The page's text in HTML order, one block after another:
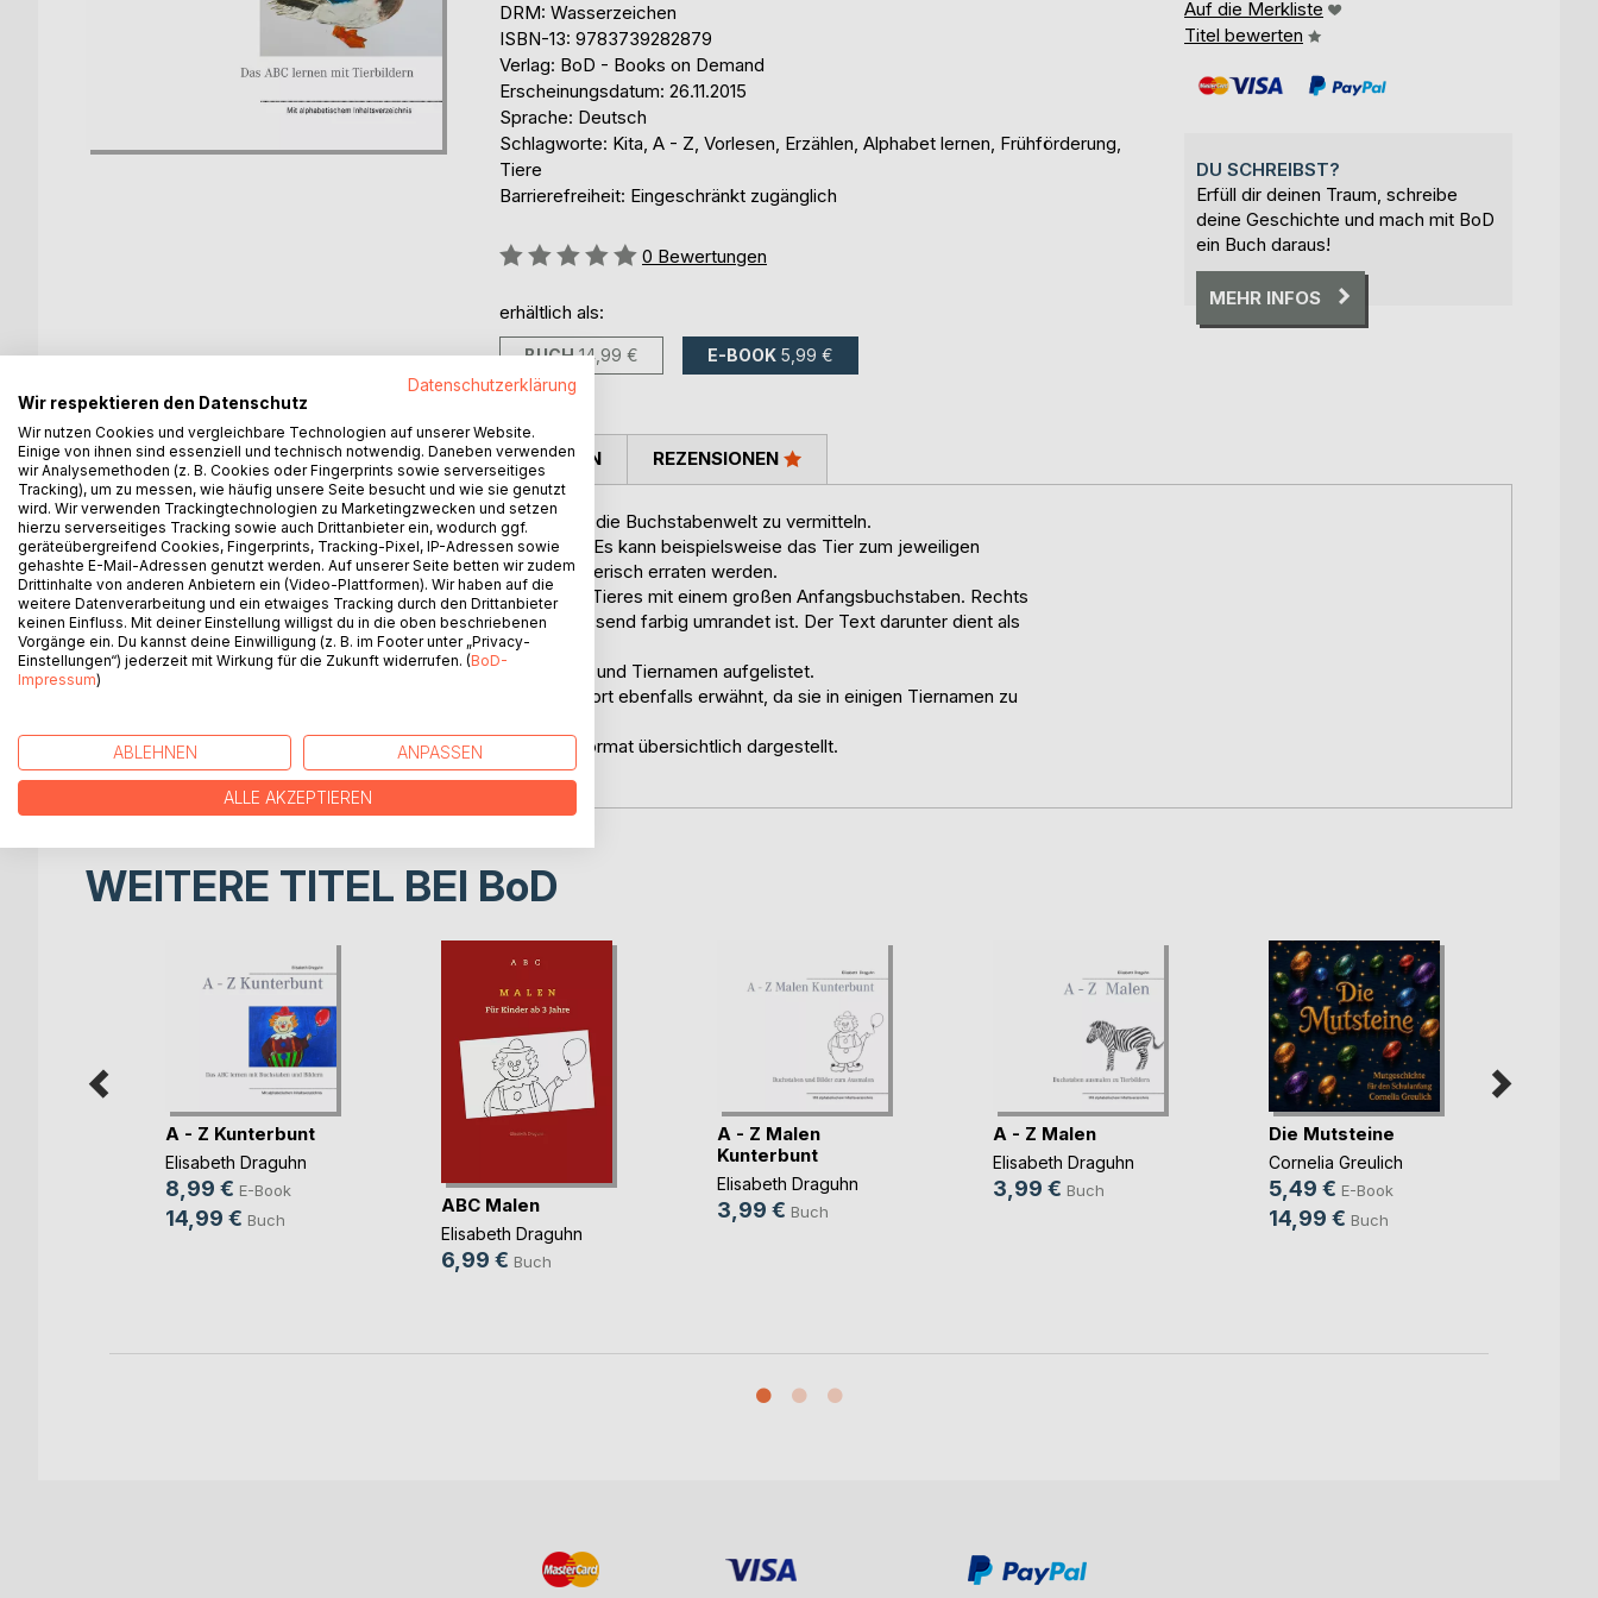
DRM: Wasserzeichen
ISBN-13: 9783739282879
Verlag: BoD - Books on Demand
Erscheinungsdatum: 26.11.2015
Sprache: Deutsch
Schlagworte: Kita, A - Z, Vorlesen, Erzählen, Alphabet lernen, Frühförderung,
Tiere
Barrierefreiheit: Eingeschränkt zugänglich
Bewertung::
0 Bewertungen
erhältlich als:
BUCH 14,99 € E-BOOK 5,99 €
Auf die Merkliste
Titel bewerten
DU SCHREIBST?
Erfüll dir deinen Traum, schreibe
deine Geschichte und mach mit BoD
ein Buch daraus!
MEHR INFOS
BESCHREIBUNG
Dieses Büchlein soll helfen, Kindern ab dem 1. Lebensjahr die Buchstabenwelt zu vermitteln.
Die Spiralbindung ermöglicht ein bequemes Umschlagen. Es kann beispielsweise das Tier zum jeweiligen
Buchstaben oder der Buchstabe zum jeweiligen Tier spielerisch erraten werden.
In alphabetischer Reihenfolge steht links der Name eines Tieres mit einem großen Anfangsbuchstaben. Rechts
findet sich die dazugehörige kolorierte Zeichnung, die passend farbig umrandet ist. Der Text darunter dient als
Anregung zum Vorlesen und Erzählen!
Im Inhaltsverzeichnis sind alle Groß- und Kleinbuchstaben und Tiernamen aufgelistet.
Die Umlaute Ää, Öö, Üü sowie der Buchstabe ß werden dort ebenfalls erwähnt, da sie in einigen Tiernamen zu
Zum Schluss werden alle Tierbilder noch einmal im Kleinformat übersichtlich dargestellt.
So macht lesen lehren und lernen Spaß!
AUTOR/IN PRESSESTIMMEN REZENSIONEN
WEITERE TITEL BEI BoD
A - Z Kunterbunt
Elisabeth Draguhn
8,99 € E-Book
14,99 € Buch
ABC Malen
Elisabeth Draguhn
6,99 € Buch
A - Z Malen
Kunterbunt
Elisabeth Draguhn
3,99 € Buch
A - Z Malen
Elisabeth Draguhn
3,99 € Buch
Die Mutsteine
Cornelia Greulich
5,49 € E-Book
14,99 € Buch
Datenschutzerklärung
Wir respektieren den Datenschutz
Wir nutzen Cookies und vergleichbare Technologien auf unserer Website.
Einige von ihnen sind essenziell und technisch notwendig. Daneben verwenden
wir Analysemethoden (z. B. Cookies oder Fingerprints sowie serverseitiges
Tracking), um zu messen, wie häufig unsere Seite besucht und wie sie genutzt
wird. Wir verwenden Trackingtechnologien zu Marketingzwecken und setzen
hierzu serverseitiges Tracking sowie auch Drittanbieter ein, wodurch ggf.
geräteübergreifend Cookies, Fingerprints, Tracking-Pixel, IP-Adressen sowie
gehashte E-Mail-Adressen genutzt werden. Auf unserer Seite betten wir zudem
Drittinhalte von anderen Anbietern ein (Video-Plattformen). Wir haben auf die
weitere Datenverarbeitung und ein etwaiges Tracking durch den Drittanbieter
keinen Einfluss. Mit deiner Einstellung willigst du in die oben beschriebenen
Vorgänge ein. Du kannst deine Einwilligung (z. B. im Footer unter „Privacy-
Einstellungen“) jederzeit mit Wirkung für die Zukunft widerrufen. (BoD-
Impressum)
ABLEHNEN ANPASSEN
ALLE AKZEPTIEREN